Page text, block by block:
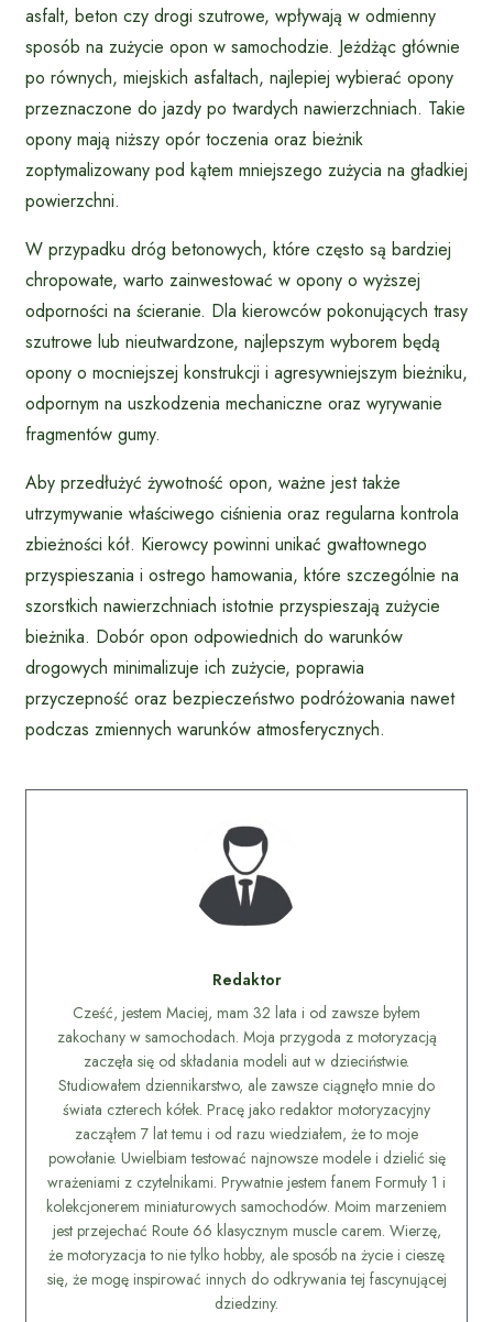
asfalt, beton czy drogi szutrowe, wpływają w odmienny
sposób na zużycie opon w samochodzie. Jeżdżąc głównie
po równych, miejskich asfaltach, najlepiej wybierać opony
przeznaczone do jazdy po twardych nawierzchniach. Takie
opony mają niższy opór toczenia oraz bieżnik
zoptymalizowany pod kątem mniejszego zużycia na gładkiej
powierzchni.
W przypadku dróg betonowych, które często są bardziej
chropowate, warto zainwestować w opony o wyższej
odporności na ścieranie. Dla kierowców pokonujących trasy
szutrowe lub nieutwardzone, najlepszym wyborem będą
opony o mocniejszej konstrukcji i agresywniejszym bieżniku,
odpornym na uszkodzenia mechaniczne oraz wyrywanie
fragmentów gumy.
Aby przedłużyć żywotność opon, ważne jest także
utrzymywanie właściwego ciśnienia oraz regularna kontrola
zbieżności kół. Kierowcy powinni unikać gwałtownego
przyspieszania i ostrego hamowania, które szczególnie na
szorstkich nawierzchniach istotnie przyspieszają zużycie
bieżnika. Dobór opon odpowiednich do warunków
drogowych minimalizuje ich zużycie, poprawia
przyczepność oraz bezpieczeństwo podróżowania nawet
podczas zmiennych warunków atmosferycznych.
Redaktor
Cześć, jestem Maciej, mam 32 lata i od zawsze byłem
zakochany w samochodach. Moja przygoda z motoryzacją
zaczęła się od składania modeli aut w dzieciństwie.
Studiowałem dziennikarstwo, ale zawsze ciągnęło mnie do
świata czterech kółek. Pracę jako redaktor motoryzacyjny
zacząłem 7 lat temu i od razu wiedziałem, że to moje
powołanie. Uwielbiam testować najnowsze modele i dzielić się
wrażeniami z czytelnikami. Prywatnie jestem fanem Formuły 1 i
kolekcjonerem miniaturowych samochodów. Moim marzeniem
jest przejechać Route 66 klasycznym muscle carem. Wierzę,
że motoryzacja to nie tylko hobby, ale sposób na życie i cieszę
się, że mogę inspirować innych do odkrywania tej fascynującej
dziedziny.